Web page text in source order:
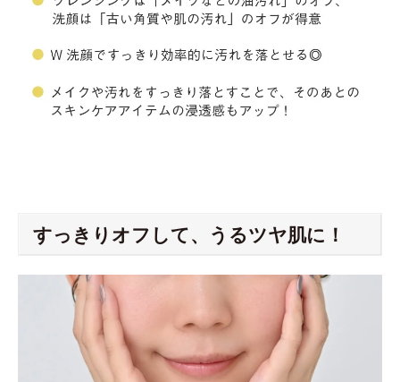
すっきりオフして、うるツヤ肌に！